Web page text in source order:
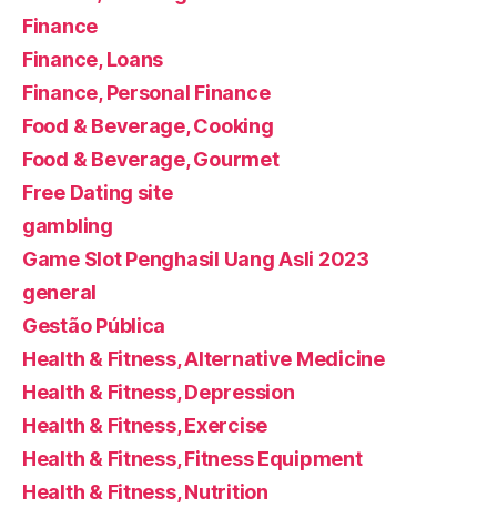
Finance
Finance, Loans
Finance, Personal Finance
Food & Beverage, Cooking
Food & Beverage, Gourmet
Free Dating site
gambling
Game Slot Penghasil Uang Asli 2023
general
Gestão Pública
Health & Fitness, Alternative Medicine
Health & Fitness, Depression
Health & Fitness, Exercise
Health & Fitness, Fitness Equipment
Health & Fitness, Nutrition